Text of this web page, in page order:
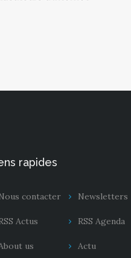
rapides
contacter Newsletters
Actus RSS Agenda
us Actu